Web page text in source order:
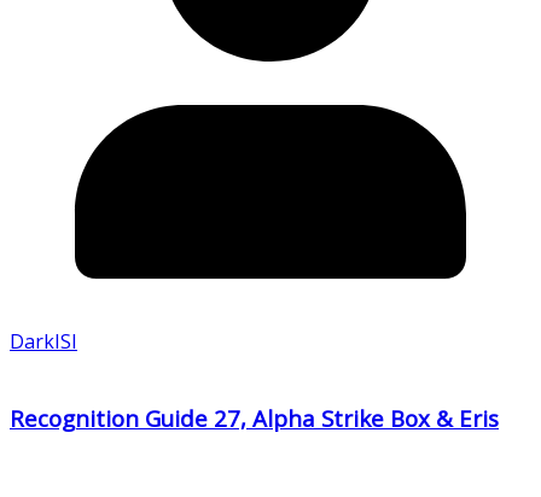
DarkISI
Recognition Guide 27, Alpha Strike Box & Eris